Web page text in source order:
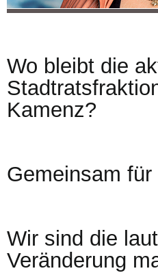
Wo bleibt die
Kamenz?
Gemeinsam
Wir sind die
Veränderung